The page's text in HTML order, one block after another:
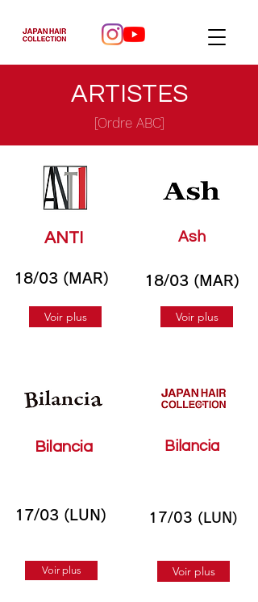
ARTISTES
[Ordre ABC]
ANTI
18/03 (MAR)
Voir plus
Ash
18/03 (MAR)
Voir plus
Bilancia
17/03 (LUN)
Voir plus
Bilancia
17/03 (LUN)
Voir plus